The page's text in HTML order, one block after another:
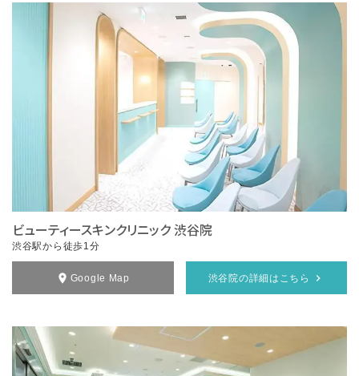
ビューティースキンクリニック 渋谷院
渋谷駅から徒歩1分
Google Map 渋谷院の詳細はこちら